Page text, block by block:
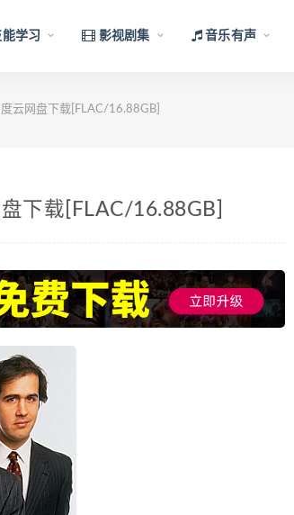
学习 影视剧集 音乐有声
云网盘下载[FLAC/16.88GB]
下载[FLAC/16.88GB]